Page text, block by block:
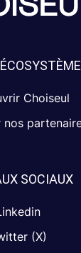
Choiseul
nos
SOCIAUX
(X)